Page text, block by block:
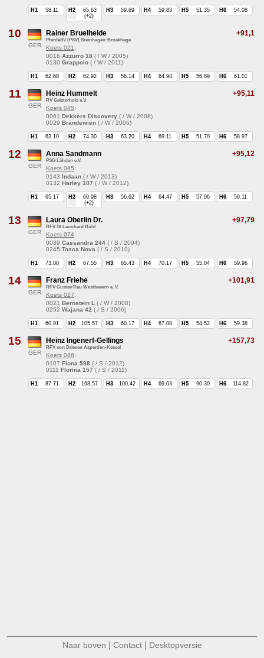
H6 54.08
H5 51.35
H4 59.83
H3 59.69
H2
65.63
(+2)
H1 58.11
10
GER
+91,1
Rainer Bruelheide
PferdeSV (PSV) Steinhagen-Brockhage
Koets 021 :
0016 Azzurro 18 ( / W / 2005)
0130 Grappolo ( / W / 2011)
H6 61.01
H5 56.69
H4 64.94
H3 56.14
H2 62.92
H1 62.68
11
GER
+95,11
Heinz Hummelt
RV Geisterholz e.V.
Koets 045:
0061 Dekkers Discovery ( / W / 2008)
0029 Brandewien ( / W / 2006)
H6 58.97
H5 51.70
H4 69.11
H3 63.20
H2 74.30
H1 63.10
12
GER
+95,12
Anna Sandmann
PSG Lähden e.V.
Koets 085:
0143 Indaan ( / W / 2013)
0132 Harley 107 ( / W / 2012)
H6 59.11
H5 57.06
H4 64.47
H3 56.62
H2
69.98
(+2)
H1 65.17
13
GER
+97,79
Laura Oberlin Dr.
RFV St.Leonhard Bühl
Koets 074:
0039 Cassandra 244 ( / S / 2004)
0245 Tosca Nova ( / S / 2010)
H6 59.96
H5 55.04
H4 70.17
H3 65.43
H2 67.55
H1 73.00
14
GER
+101,91
Franz Friehe
RFV Gustav Rau Westbevern e. V.
Koets 027:
0021 Bernstein L ( / W / 2008)
0252 Wajana 42 ( / S / 2006)
H6 59.38
H5 54.52
H4 67.08
H3 60.17
H2 105.57
H1 60.91
15
GER
+157,73
Heinz Ingenerf-Gellings
RFV von Driesen Asperden-Kessel
Koets 046:
0107 Fiona 598 ( / S / 2012)
0111 Florina 157 ( / S / 2011)
H6 114.82
H5 90.30
H4 69.03
H3 100.42
H2 168.57
H1 87.71
Naar boven | Contact | Desktopversie